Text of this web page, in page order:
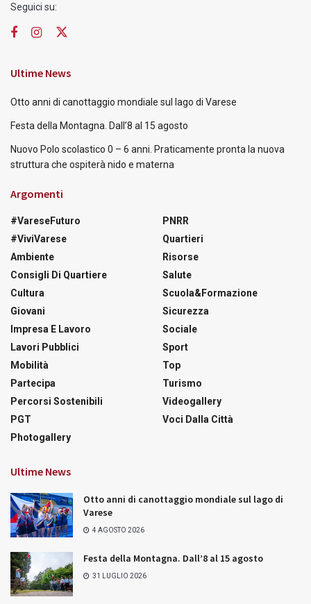
Seguici su:
Ultime News
Otto anni di canottaggio mondiale sul lago di Varese
Festa della Montagna. Dall’8 al 15 agosto
Nuovo Polo scolastico 0 – 6 anni. Praticamente pronta la nuova
struttura che ospiterà nido e materna
Argomenti
#VareseFuturo
#ViviVarese
Ambiente
Consigli Di Quartiere
Cultura
Giovani
Impresa E Lavoro
Lavori Pubblici
Mobilità
Partecipa
Percorsi Sostenibili
PGT
Photogallery
PNRR
Quartieri
Risorse
Salute
Scuola&Formazione
Sicurezza
Sociale
Sport
Top
Turismo
Videogallery
Voci Dalla Città
Ultime News
Otto anni di canottaggio mondiale sul lago di
Varese
4 AGOSTO 2026
Festa della Montagna. Dall’8 al 15 agosto
31 LUGLIO 2026